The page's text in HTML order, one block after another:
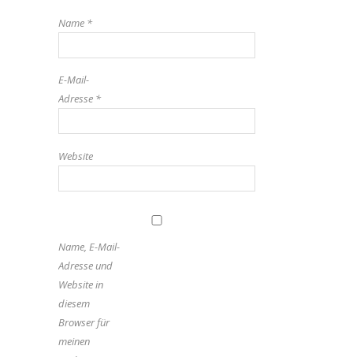
Name *
E-Mail-
Adresse *
Website
Name, E-Mail-
Adresse und
Website in
diesem
Browser für
meinen